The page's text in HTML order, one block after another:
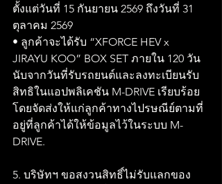
ตั้งแต่วันที่ 15 กันยายน 2569 ถึงวันที่ 31
ตุลาคม 2569
• ลูกค้าจะได้รับ “XFORCE HEV x
JIRAYU KOO” BOX SET ภายใน 120 วัน
นับจากวันที่รับรถยนต์และลงทะเบียนรับ
สิทธิในแอปพลิเคชัน M-DRIVE เรียบร้อย
โดยจัดส่งให้แก่ลูกค้าทางไปรษณีย์ตามที่
อยู่ที่ลูกค้าได้ให้ข้อมูลไว้ในระบบ M-
DRIVE.
5. บริษัทฯ ขอสงวนสิทธิ์ไม่รับแลกของ